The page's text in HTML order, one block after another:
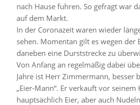
nach Hause fuhren. So gefragt war
auf dem Markt.
In der Coronazeit waren wieder
sehen. Momentan gilt es wegen der
daneben eine Durststrecke zu
Von Anfang an regelmäßig dabei
Jahre ist Herr Zimmermann, besser
„Eier-Mann“. Er verkauft vor seinem
hauptsächlich Eier, aber auch